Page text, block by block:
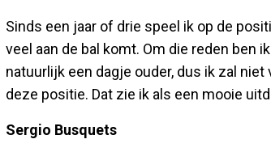
Sinds een jaar of drie speel ik op de
veel aan de bal komt. Om die reden ben
natuurlijk een dagje ouder, dus ik zal
deze positie. Dat zie ik als een mooie
Sergio Busquets